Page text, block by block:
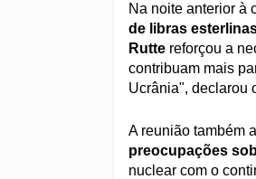
Na noite anterior à
de libras
Rutte reforçou a
contribuam mais
Ucrânia", declarou
A reunião também
preocupações
nuclear com o